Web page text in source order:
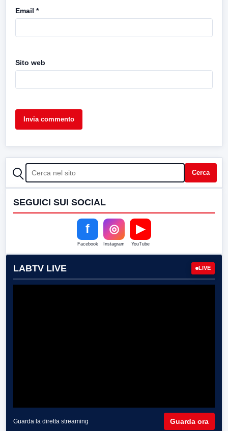
Email *
Sito web
CERCA Cerca
SEGUICI SUI SOCIAL
f
Facebook
◎
Instagram
▶
YouTube
LABTV LIVE LIVE
Guarda la diretta streaming Guarda ora